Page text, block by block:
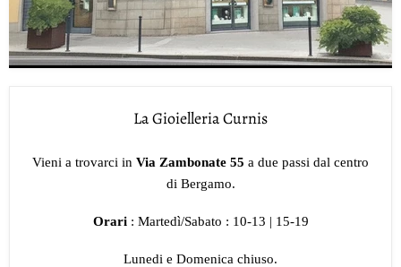
La Gioielleria Curnis
Vieni a trovarci in Via Zambonate 55 a due passi dal centro
di Bergamo.
Orari : Martedì/Sabato : 10-13 | 15-19
Lunedi e Domenica chiuso.